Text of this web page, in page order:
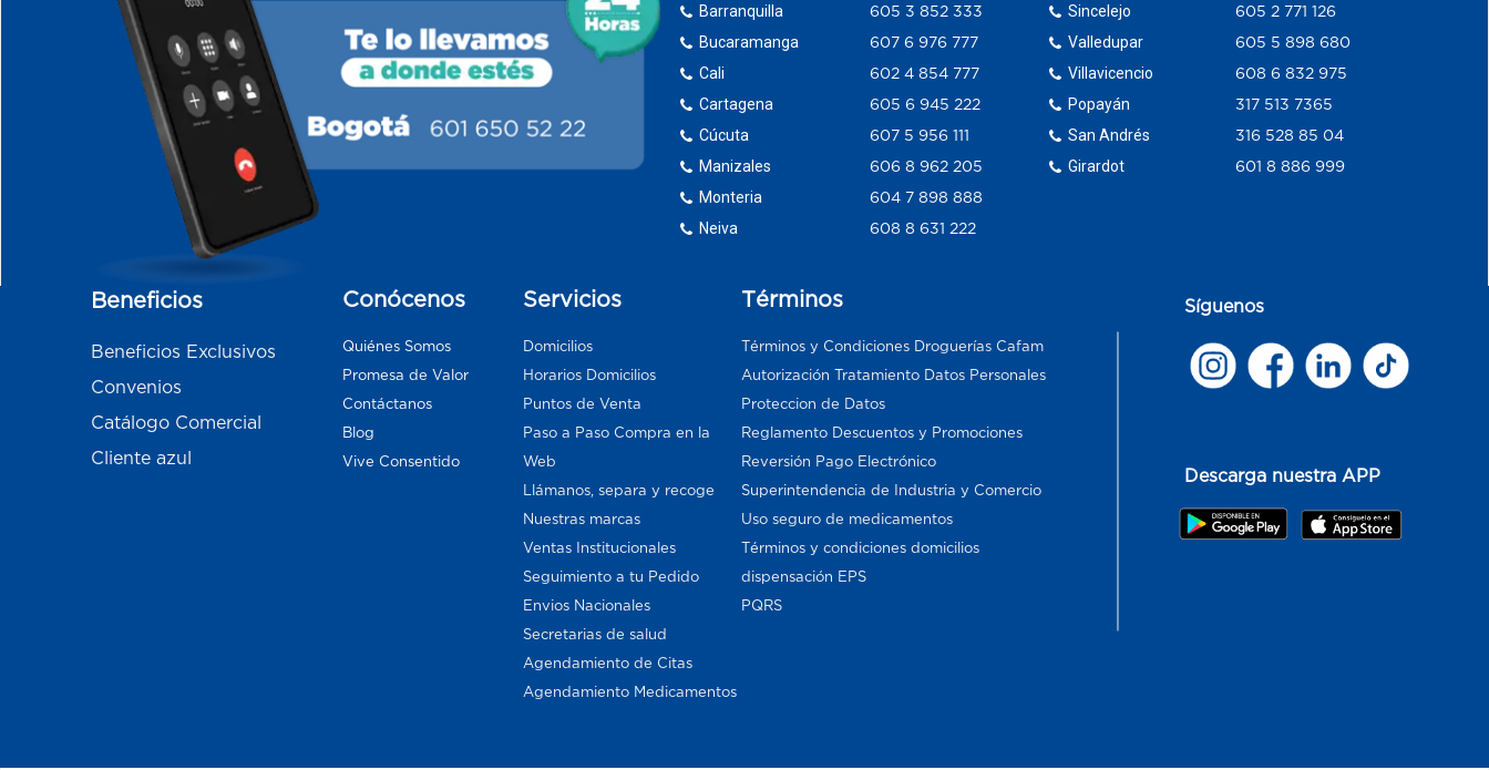
Barranquilla
Bucaramanga
Cali
Cartagena
Cúcuta
Manizales
Monteria
Neiva
605 3 852 333
607 6 976 777
602 4 854 777
605 6 945 222
607 5 956 111
606 8 962 205
604 7 898 888
608 8 631 222
Sincelejo
Valledupar
Villavicencio
Popayán
San Andrés
Girardot
605 2 771 126
605 5 898 680
608 6 832 975
317 513 7365
316 528 85 04
601 8 886 999
Beneficios
Beneficios Exclusivos
Convenios
Catálogo Comercial
Cliente azul
Conócenos
Quiénes Somos
Promesa de Valor
Contáctanos
Blog
Vive Consentido
Servicios
Domicilios
Horarios Domicilios
Puntos de Venta
Paso a Paso Compra en la
Web
Llámanos, separa y recoge
Nuestras marcas
Ventas Institucionales
Seguimiento a tu Pedido
Envios Nacionales
Secretarias de salud
Agendamiento de Citas
Agendamiento Medicamentos
Términos
Términos y Condiciones Droguerías Cafam
Autorización Tratamiento Datos Personales
Proteccion de Datos
Reglamento Descuentos y Promociones
Reversión Pago Electrónico
Superintendencia de Industria y Comercio
Uso seguro de medicamentos
Términos y condiciones domicilios
dispensación EPS
PQRS
Síguenos
Descarga nuestra APP